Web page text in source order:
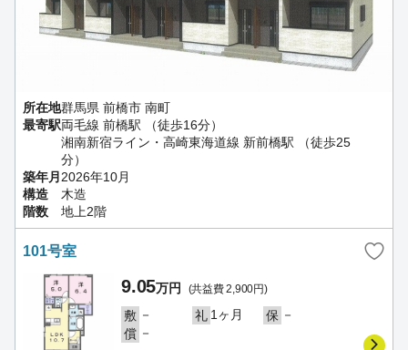
所在地群馬県 前橋市 南町
最寄駅両毛線 前橋駅 （徒歩16分）
湘南新宿ライン・高崎東海道線 新前橋駅 （徒歩25
分）
築年月 2026年10月
構造
木造
階数
地上2階
101号室
9.05万円 (共益費 2,900円)
敷 － 礼 1ヶ月 保 －
償 －